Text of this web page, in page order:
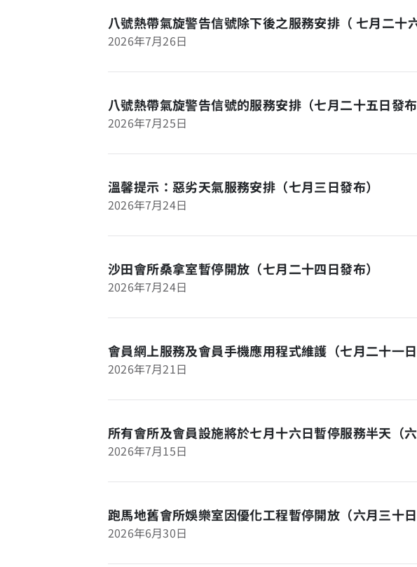
八號熱帶氣旋警告信號除下後之服務安排（ 七月二十
2026年7月26日
八號熱帶氣旋警告信號的服務安排（七月二十五日發布
2026年7月25日
溫馨提示：惡劣天氣服務安排（七月三日發布）
2026年7月24日
沙田會所桑拿室暫停開放（七月二十四日發布）
2026年7月24日
會員網上服務及會員手機應用程式維護（七月二十一日
2026年7月21日
所有會所及會員設施將於七月十六日暫停服務半天（六
2026年7月15日
跑馬地舊會所娛樂室因優化工程暫停開放（六月三十日
2026年6月30日